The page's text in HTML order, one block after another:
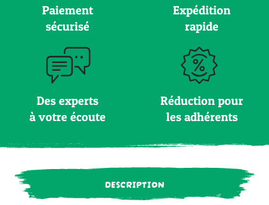
Paiement
sécurisé
Expédition
rapide
Des experts
à votre écoute
Réduction pour
les adhérents
DESCRIPTION